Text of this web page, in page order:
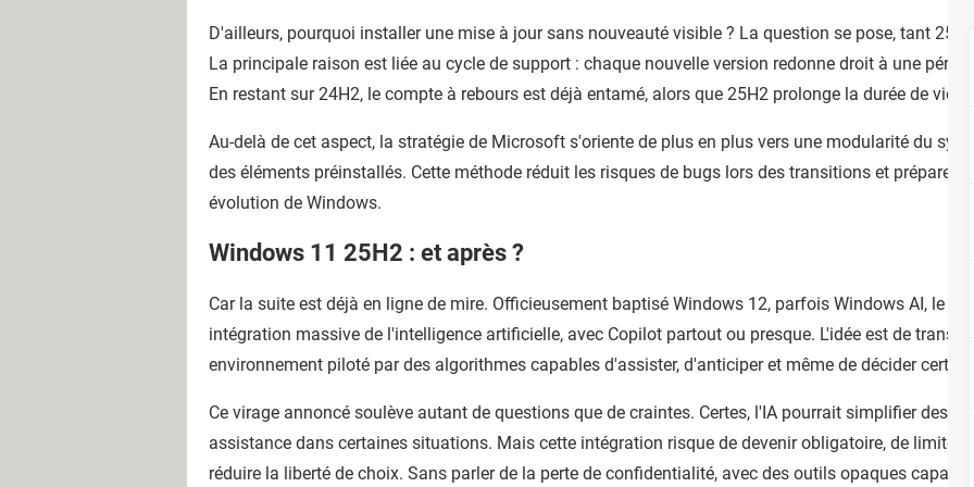
D'ailleurs, pourquoi installer une mise à jour sans nouveauté visible ? La question se pose, tant
La principale raison est liée au cycle de support : chaque nouvelle version redonne droit à une
En restant sur 24H2, le compte à rebours est déjà entamé, alors que 25H2 prolonge la durée de vie
Au-delà de cet aspect, la stratégie de Microsoft s'oriente de plus en plus vers une modularité du
des éléments préinstallés. Cette méthode réduit les risques de bugs lors des transitions et prépare
évolution de Windows.
Windows 11 25H2 : et après ?
Car la suite est déjà en ligne de mire. Officieusement baptisé Windows 12, parfois Windows AI, le
intégration massive de l'intelligence artificielle, avec Copilot partout ou presque. L'idée est de
environnement piloté par des algorithmes capables d'assister, d'anticiper et même de décider
Ce virage annoncé soulève autant de questions que de craintes. Certes, l'IA pourrait simplifier des
assistance dans certaines situations. Mais cette intégration risque de devenir obligatoire, de limiter
réduire la liberté de choix. Sans parler de la perte de confidentialité, avec des outils opaques